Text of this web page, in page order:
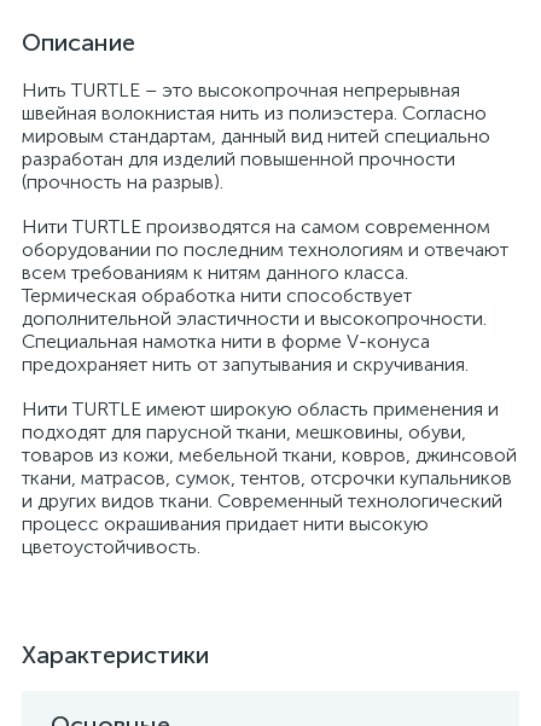
Описание
Нить TURTLE – это высокопрочная непрерывная
швейная волокнистая нить из полиэстера. Согласно
мировым стандартам, данный вид нитей специально
разработан для изделий повышенной прочности
(прочность на разрыв).
Нити TURTLE производятся на самом современном
оборудовании по последним технологиям и отвечают
всем требованиям к нитям данного класса.
Термическая обработка нити способствует
дополнительной эластичности и высокопрочности.
Специальная намотка нити в форме V-конуса
предохраняет нить от запутывания и скручивания.
Нити TURTLE имеют широкую область применения и
подходят для парусной ткани, мешковины, обуви,
товаров из кожи, мебельной ткани, ковров, джинсовой
ткани, матрасов, сумок, тентов, отсрочки купальников
и других видов ткани. Современный технологический
процесс окрашивания придает нити высокую
цветоустойчивость.
Характеристики